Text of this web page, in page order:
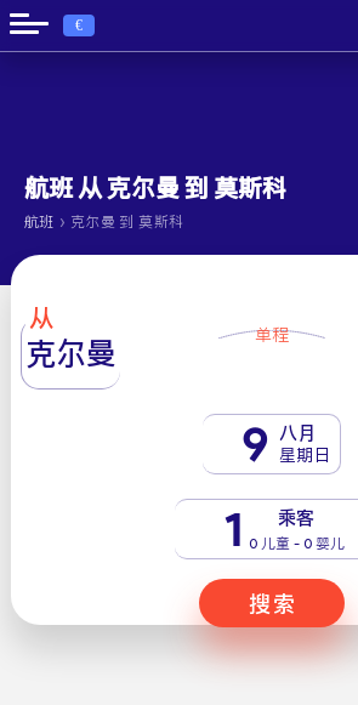
€
航班 从 克尔曼 到 莫斯科
航班 › 克尔曼 到 莫斯科
从
克尔曼 单程
9 八月
星期日
1 乘客
0 儿童 - 0 婴儿
搜索